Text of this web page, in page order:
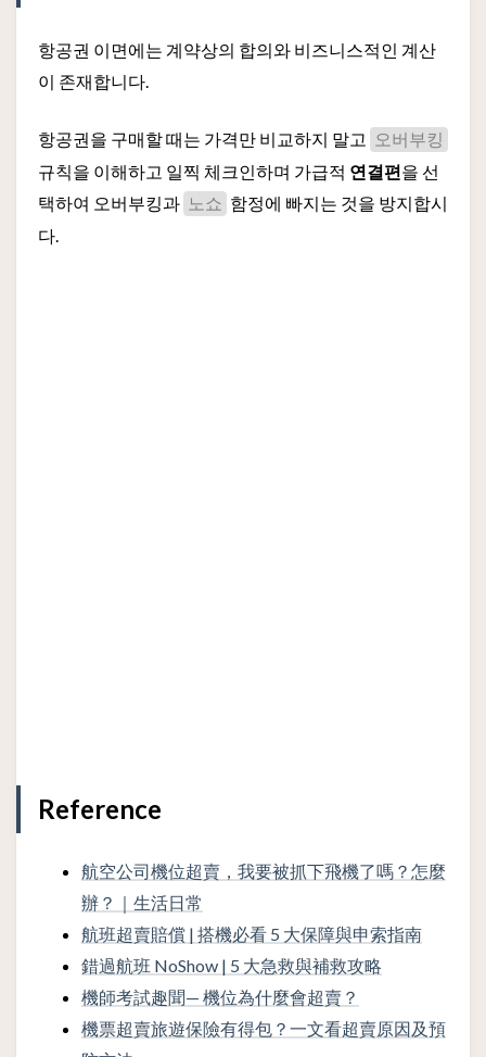
항공권 이면에는 계약상의 합의와 비즈니스적인 계산
이 존재합니다.
항공권을 구매할 때는 가격만 비교하지 말고 오버부킹
규칙을 이해하고 일찍 체크인하며 가급적 연결편을 선
택하여 오버부킹과 노쇼 함정에 빠지는 것을 방지합시
다.
Reference
航空公司機位超賣，我要被抓下飛機了嗎？怎麼
辦？｜生活日常
航班超賣賠償 | 搭機必看 5 大保障與申索指南
錯過航班 NoShow | 5 大急救與補救攻略
機師考試趣聞— 機位為什麼會超賣？
機票超賣旅遊保險有得包？一文看超賣原因及預